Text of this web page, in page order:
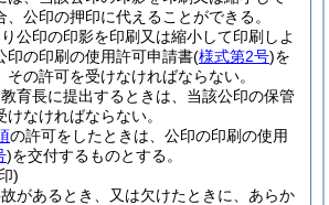
公印の押印に代えることができる。
公印の印影を印刷又は縮小して印刷しよ
印の印刷の使用許可申請書(様式第2号)を
の許可を受けなければならない。
育長に提出するときは、当該公印の保管
なければならない。
の許可をしたときは、公印の印刷の使用
)を交付するものとする。
)
があるとき、又は欠けたときに、あらか